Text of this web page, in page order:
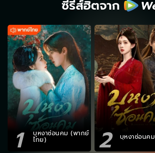
ซีรีส์ฮิตจาก
1 บุหงาซ่อนคม (พากย์
ไทย) 2 บุหงาซ่อนคม